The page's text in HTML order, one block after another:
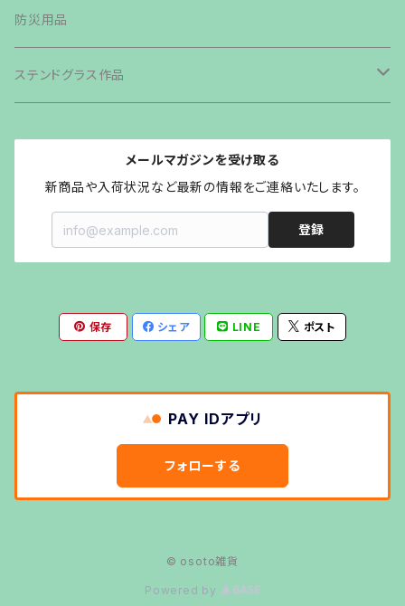
帆布生地商品
その他商品
ライト・ランタン・ランプ
カトラリー
クッカー
斧・ナイフ
バッグ類
防災用品
ステンドグラス作品
オイルランプシェードvaloa
LEDランタンシェードOCTAGON
メールマガジンを受け取る
新商品や入荷状況など最新の情報をご連絡いたします。
登録
保存 シェア LINE ポスト
PAY IDアプリ
フォローする
© osoto雑貨
Powered by